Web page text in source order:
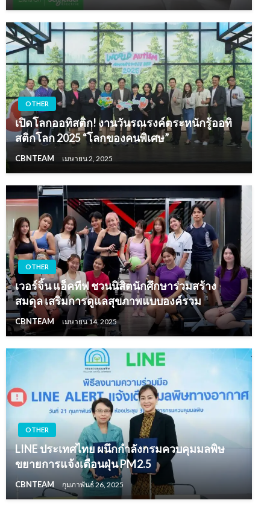
OTHER
เปิดโลกออทิสติก! งานวันรณรงค์ตระหนักรู้ออทิ
สติกโลก 2025 “โลกของคนพิเศษ”
CBNTEAM เมษายน 2, 2025
OTHER
เวอร์จิ้น แอ็คทีฟ ชวนนิสิตนักศึกษาร่วมสร้าง
สมดุล เสริมการดูแลสุขภาพแบบองค์รวม
CBNTEAM เมษายน 14, 2025
OTHER
LINE ประเทศไทย ผนึกกำลังกรมควบคุมมลพิษ
ขยายการแจ้งเตือนฝุ่น PM2.5
CBNTEAM กุมภาพันธ์ 26, 2025